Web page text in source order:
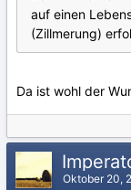
auf einen
(Zillmerung)
Da ist wohl der
Oktober 20,